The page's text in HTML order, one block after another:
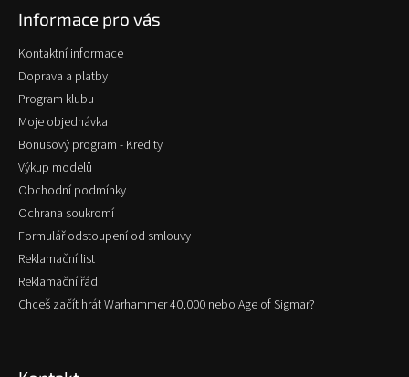
Informace pro vás
Kontaktní informace
Doprava a platby
Program klubu
Moje objednávka
Bonusový program - Kredity
Výkup modelů
Obchodní podmínky
Ochrana soukromí
Formulář odstoupení od smlouvy
Reklamační list
Reklamační řád
Chceš začít hrát Warhammer 40,000 nebo Age of Sigmar?